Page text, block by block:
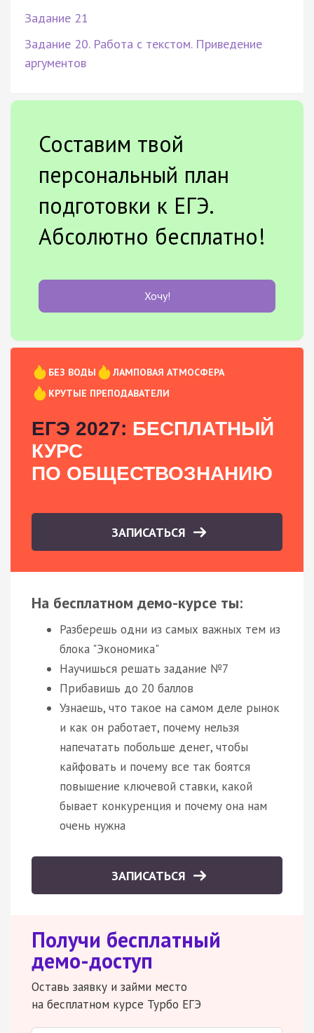
Задание 21
Задание 20. Работа с текстом. Приведение
аргументов
Составим твой
персональный план
подготовки к ЕГЭ.
Абсолютно бесплатно!
Хочу!
БЕЗ ВОДЫ
ЛАМПОВАЯ АТМОСФЕРА
КРУТЫЕ ПРЕПОДАВАТЕЛИ
ЕГЭ 2027: БЕСПЛАТНЫЙ
КУРС
ПО ОБЩЕСТВОЗНАНИЮ
ЗАПИСАТЬСЯ
На бесплатном демо-курсе ты:
Разберешь одни из самых важных тем из
блока "Экономика"
Научишься решать задание №7
Прибавишь до 20 баллов
Узнаешь, что такое на самом деле рынок
и как он работает, почему нельзя
напечатать побольше денег, чтобы
кайфовать и почему все так боятся
повышение ключевой ставки, какой
бывает конкуренция и почему она нам
очень нужна
ЗАПИСАТЬСЯ
Получи бесплатный
демо-доступ
Оставь заявку и займи место
на бесплатном курсе Турбо ЕГЭ